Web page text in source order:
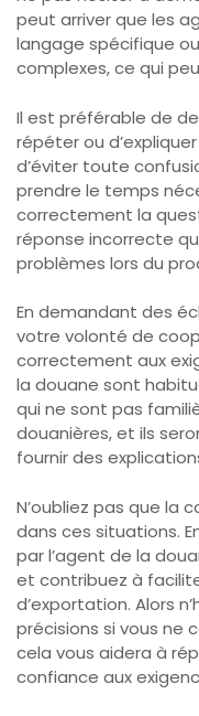
peut arriver que les
langage spécifique
complexes, ce qui
Il est préférable de
répéter ou
d’éviter toute
prendre le temps
correctement la
réponse incorrecte
problèmes lors du
En demandant des
votre volonté de
correctement aux
la douane sont
qui ne sont pas
douanières, et ils
fournir des
N’oubliez pas que la
dans ces situations.
par l’agent de la
et contribuez à
d’exportation. Alors
précisions si vous ne
cela vous aidera à
confiance aux